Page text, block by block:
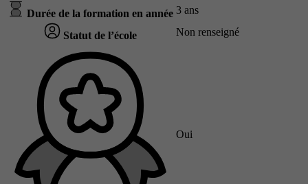
Durée de la formation en année 3 ans
Statut de l’école Non renseigné
Oui